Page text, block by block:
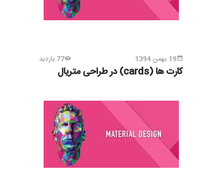
19 بهمن 1394 77 بازدید
کارت ها (cards) در طراحی متریال